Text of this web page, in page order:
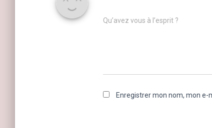
Qu’avez vous à l’esprit ?
Enregistrer mon nom, mon